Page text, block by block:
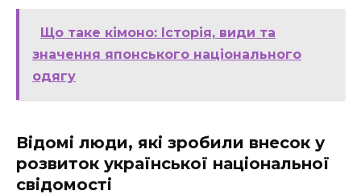
Що таке кімоно: Історія, види та
значення японського національного
одягу
Відомі люди, які зробили внесок у
розвиток української національної
свідомості